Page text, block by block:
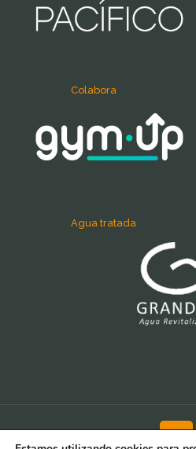
Colabora
Agua tratada